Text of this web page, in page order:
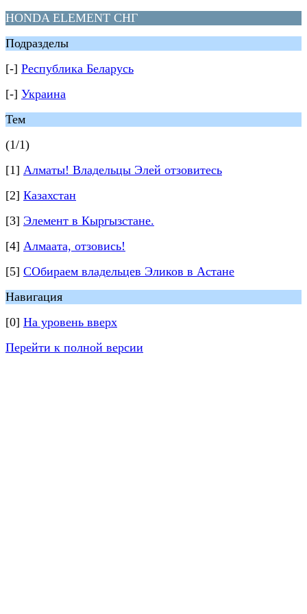
HONDA ELEMENT СНГ
Подразделы
[-] Республика Беларусь
[-] Украина
Тем
(1/1)
[1] Алматы! Владельцы Элей отзовитесь
[2] Казахстан
[3] Элемент в Кыргызстане.
[4] Алмаата, отзовись!
[5] СОбираем владельцев Эликов в Астане
Навигация
[0] На уровень вверх
Перейти к полной версии